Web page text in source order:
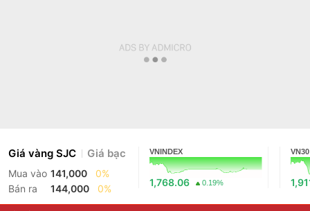
Giá vàng SJC Giá bạc
Mua vào 141,000
0%
Bán ra
144,000 0%
VNINDEX
1,768.06 0.19%
VN30